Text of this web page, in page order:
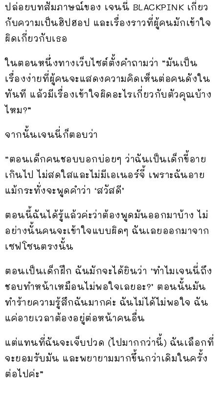
ปล่อยบทสัมภาษณ์ของ เจนนี่ BLACKPINK เกี่ยว
กับความเป็นฮิปฮอป และเรื่องราวที่ผู้คนมักเข้าใจ
ผิดเกี่ยวกับเธอ
ในตอนหนึ่งทางเว็บไซต์ตั้งคำถามว่า “มันเป็น
เรื่องง่ายที่ผู้คนจะแสดงความคิดเห็นต่อคนดังใน
ทันที แล้วมีเรื่องเข้าใจผิดอะไรเกี่ยวกับตัวคุณบ้าง
ไหม?”
จากนั้นเจนนี่ก็ตอบว่า
“ตอนเด็กคนชอบบอกบ่อยๆ ว่าฉันเป็นเด็กขี้อาย
เกินไป ไม่สดใสและไม่มีเอเนอร์จี้ เพราะฉันอาย
แม้กระทั่งจะพูดคำว่า ‘สวัสดี’
ตอนนี้ฉันได้รู้แล้วค่ะว่าต้องพูดมันออกมาบ้าง ไม่
อย่างนั้นคนจะเข้าใจแบบผิดๆ ฉันเลยออกมาจาก
เซฟโซนตรงนั้น
ตอนเป็นเด็กฝึก ฉันมักจะได้ยินว่า ‘ทำไมเจนนี่ถึง
ชอบทำหน้าเหมือนไม่พอใจเลยอะ?’ ตอนนั้นมัน
ทำร้ายความรู้สึกฉันมากค่ะ ฉันไม่ได้ไม่พอใจ ฉัน
แค่อายเวลาต้องอยู่ต่อหน้าคนอื่น
แต่แทนที่ฉันจะเจ็บปวด (ไปมากกว่านี้) ฉันเลือกที่
จะยอมรับมัน และพยายามมากขึ้นกว่าเดิมในครั้ง
ต่อไปค่ะ”